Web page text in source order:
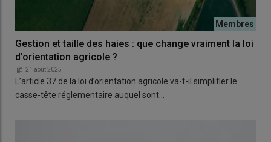
Gestion et taille des haies : que change vraiment la loi
d’orientation agricole ?
21 août 2025
L’article 37 de la loi d’orientation agricole va-t-il simplifier le
casse-tête réglementaire auquel sont…